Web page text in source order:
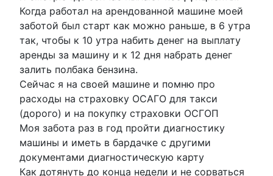
Когда работал на арендованной машине моей
заботой был старт как можно раньше, в 6 утра
так, чтобы к 10 утра набить денег на выплату
аренды за машину и к 12 дня набрать денег
залить полбака бензина.
Сейчас я на своей машине и помню про
расходы на страховку ОСАГО для такси
(дорого) и на покупку страховки ОСГОП
Моя забота раз в год пройти диагностику
машины и иметь в бардачке с другими
документами диагностическую карту
Как дотянуть до конца недели и не сорваться